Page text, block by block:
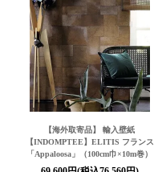
【海外取寄品】 輸入壁紙
【INDOMPTEE】ELITIS フランス
「Appaloosa」（100cm巾×10m巻）